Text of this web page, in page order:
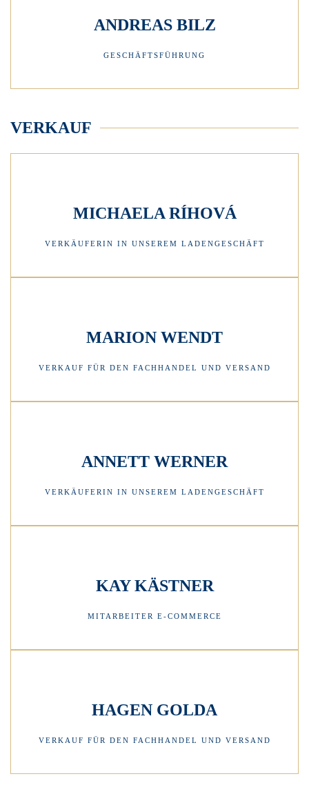
ANDREAS BILZ
GESCHÄFTSFÜHRUNG
VERKAUF
MICHAELA RÍHOVÁ
VERKÄUFERIN IN UNSEREM LADENGESCHÄFT
MARION WENDT
VERKAUF FÜR DEN FACHHANDEL UND VERSAND
ANNETT WERNER
VERKÄUFERIN IN UNSEREM LADENGESCHÄFT
KAY KÄSTNER
MITARBEITER E-COMMERCE
HAGEN GOLDA
VERKAUF FÜR DEN FACHHANDEL UND VERSAND